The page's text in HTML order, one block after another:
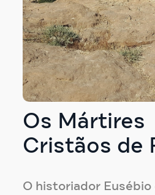
Os Mártires
Cristãos de
O historiador Eusébio